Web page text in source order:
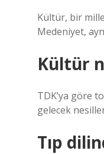
Kültür, bir
Medeniyet,
Kültür
TDK’ya göre
gelecek
Tıp